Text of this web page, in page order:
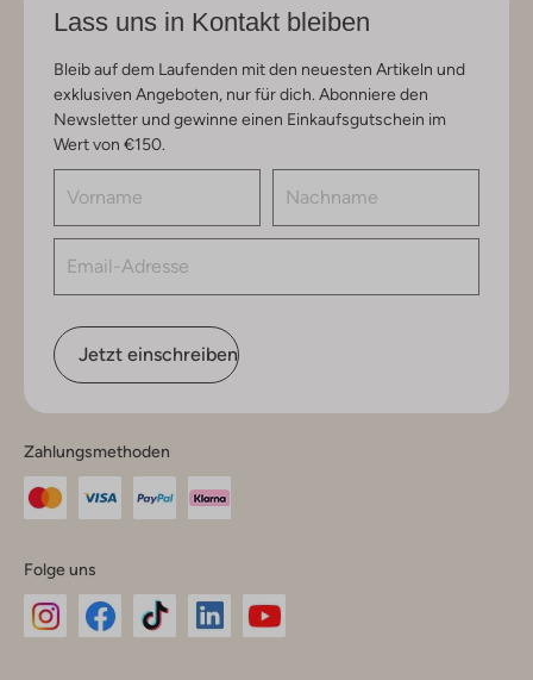
Lass uns in Kontakt bleiben
Bleib auf dem Laufenden mit den neuesten Artikeln und
exklusiven Angeboten, nur für dich. Abonniere den
Newsletter und gewinne einen Einkaufsgutschein im
Wert von €150.
Jetzt einschreiben
Zahlungsmethoden
Folge uns